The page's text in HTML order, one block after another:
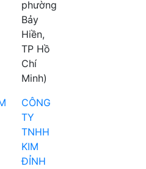
phường
Bảy
Hiền,
TP Hồ
Chí
Minh)
CÔNG
TY
TNHH
KIM
ĐỈNH